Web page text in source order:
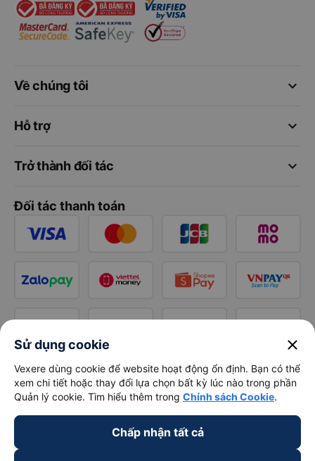
keyboard_arrow_down
Về chúng tôi
keyboard_arrow_down
Hỗ trợ
keyboard_arrow_down
Trở thành đối tác
Đối tác thanh toán
Sử dụng cookie close
Vexere dùng cookie để website hoạt động ổn định. Bạn có thể
xem chi tiết hoặc thay đổi lựa chọn bất kỳ lúc nào trong phần
Quản lý cookie. Tìm hiểu thêm trong Chính sách Cookie.
Chấp nhận tất cả